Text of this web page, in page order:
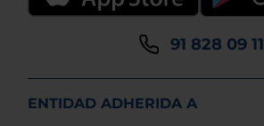
91 828 09 11
ENTIDAD ADHERIDA A